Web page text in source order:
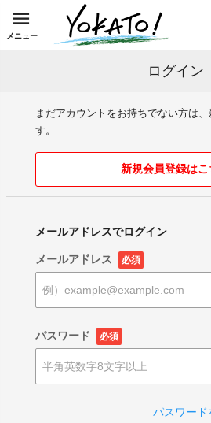
メニュー
ログイン
まだアカウントをお持ちでない方は
す。
新規会員登録はこ
メールアドレスでログイン
メールアドレス 必須
パスワード 必須
パスワー